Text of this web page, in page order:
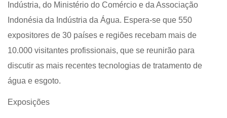
Indústria, do Ministério do Comércio e da Associação
Indonésia da Indústria da Água. Espera-se que 550
expositores de 30 países e regiões recebam mais de
10.000 visitantes profissionais, que se reunirão para
discutir as mais recentes tecnologias de tratamento de
água e esgoto.
Exposições